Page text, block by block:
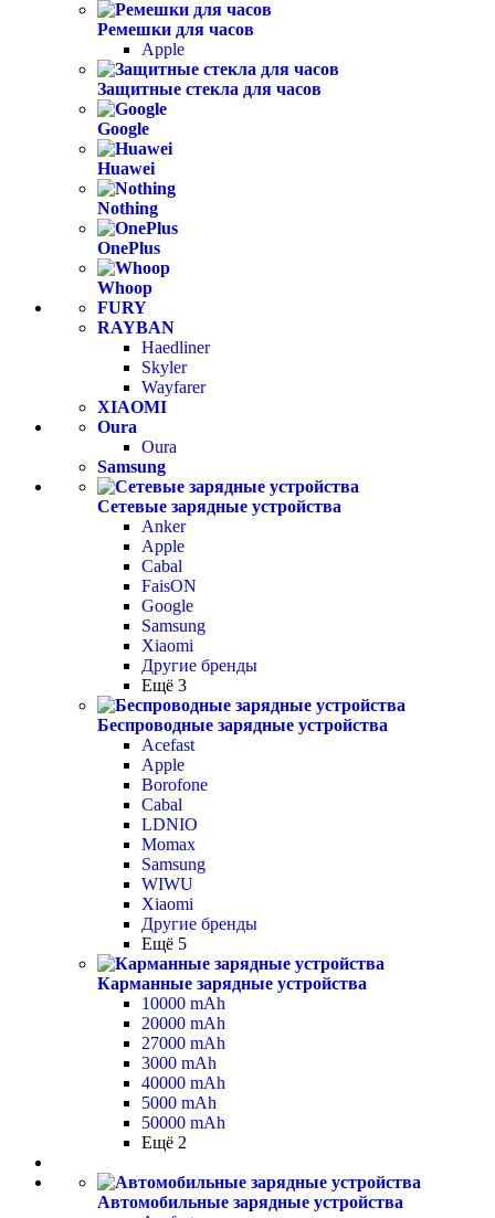
Ремешки для часов
Apple
Защитные стекла для часов
Google
Huawei
Nothing
OnePlus
Whoop
FURY
RAYBAN
Haedliner
Skyler
Wayfarer
XIAOMI
Oura
Oura
Samsung
Сетевые зарядные устройства
Anker
Apple
Cabal
FaisON
Google
Samsung
Xiaomi
Другие бренды
Ещё 3
Беспроводные зарядные устройства
Acefast
Apple
Borofone
Cabal
LDNIO
Momax
Samsung
WIWU
Xiaomi
Другие бренды
Ещё 5
Карманные зарядные устройства
10000 mAh
20000 mAh
27000 mAh
3000 mAh
40000 mAh
5000 mAh
50000 mAh
Ещё 2
Автомобильные зарядные устройства